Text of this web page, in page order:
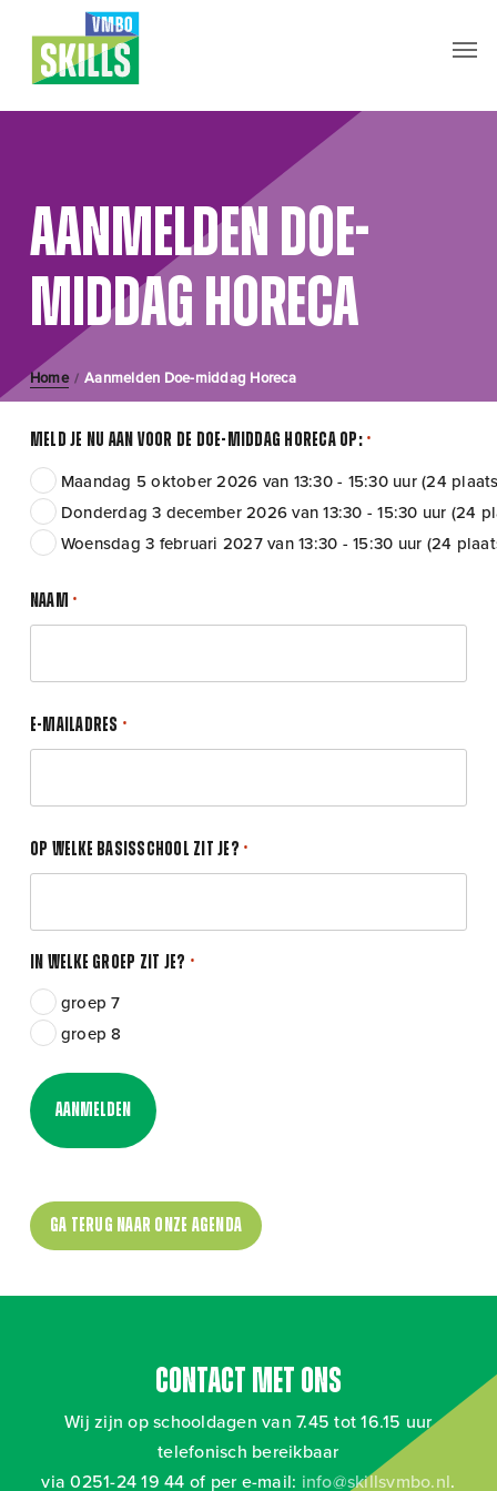
Aanmelden Doe-
middag Horeca
Home / Aanmelden Doe-middag Horeca
Meld je nu aan voor de doe-middag Horeca op: *
Maandag 5 oktober 2026 van 13:30 - 15:30 uur (24
Donderdag 3 december 2026 van 13:30 - 15:30 uur (24
Woensdag 3 februari 2027 van 13:30 - 15:30 uur (24
Naam *
E-mailadres *
Op welke basisschool zit je? *
In welke groep zit je? *
groep 7
groep 8
Ga terug naar onze agenda
Contact met ons
Wij zijn op schooldagen van 7.45 tot 16.15 uur
telefonisch bereikbaar
via 0251-24 19 44 of per e-mail: info@skillsvmbo.nl.